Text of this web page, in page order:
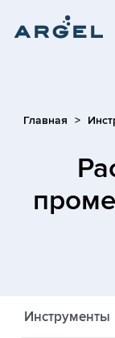
Главная
Инструменты